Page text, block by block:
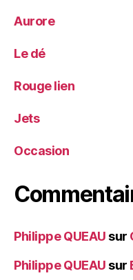
Aurore
Le dé
Rouge lien
Jets
Occasion
Philippe QUEAU sur
Philippe QUEAU sur